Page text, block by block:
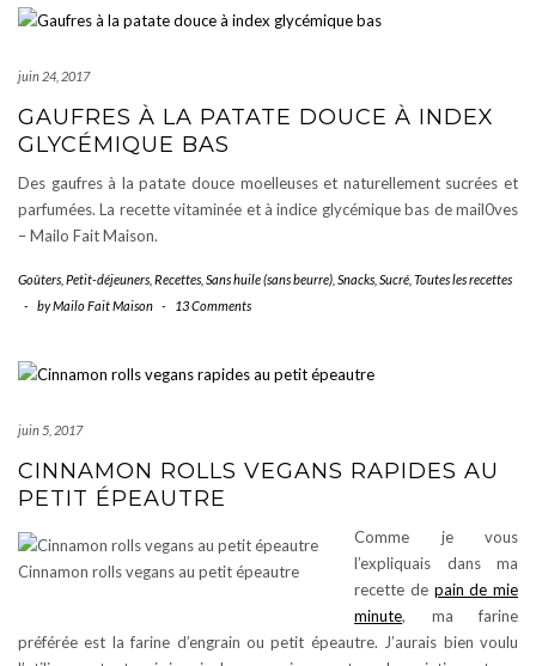
juin 24, 2017
GAUFRES À LA PATATE DOUCE À INDEX
GLYCÉMIQUE BAS
Des gaufres à la patate douce moelleuses et naturellement sucrées et
parfumées. La recette vitaminée et à indice glycémique bas de mail0ves
– Mailo Fait Maison.
Goûters Petit-déjeuners Recettes Sans huile (sans beurre) Snacks Sucré Toutes les recettes
-
byMailo Fait Maison - 13 Comments
juin 5, 2017
CINNAMON ROLLS VEGANS RAPIDES AU
PETIT ÉPEAUTRE
Cinnamon rolls vegans au petit épeautre
Comme je vous
l’expliquais dans ma
recette de pain de mie
minute, ma farine
préférée est la farine d’engrain ou petit épeautre. J’aurais bien voulu